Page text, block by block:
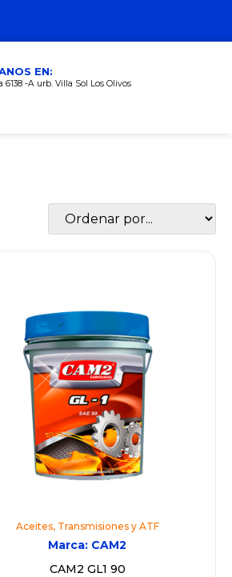
EN:
6138 -A urb. Villa Sol Los Olivos
Aceites, Transmisiones y ATF
Marca: CAM2
CAM2 GL1 90